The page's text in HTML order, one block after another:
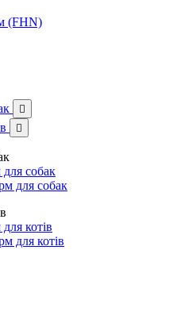
(FHN)


собак
для собак
котів
для котів